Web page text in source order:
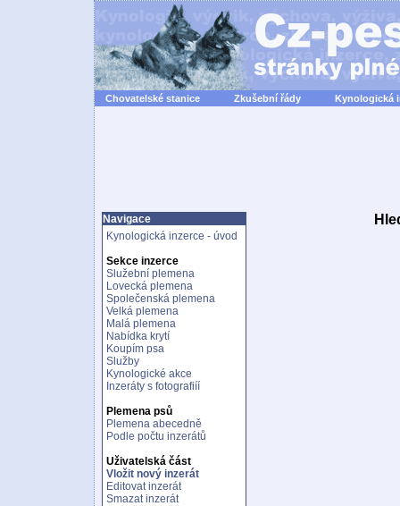
Chovatelské stanice Zkušební řády Kynologická
Navigace
Kynologická inzerce - úvod
Sekce inzerce
Služební plemena
Lovecká plemena
Společenská plemena
Velká plemena
Malá plemena
Nabídka krytí
Koupím psa
Služby
Kynologické akce
Inzeráty s fotografiíí
Plemena psů
Plemena abecedně
Podle počtu inzerátů
Uživatelská část
Vložit nový inzerát
Editovat inzerát
Smazat inzerát